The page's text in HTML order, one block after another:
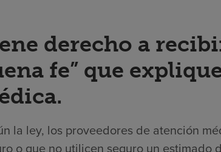
derecho a
fe” que
la ley, los proveedores de atención
o que no utilicen seguro un estimado